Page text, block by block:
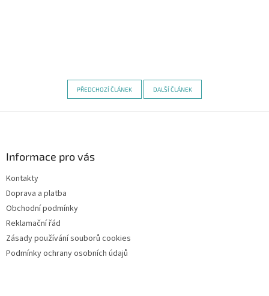
PŘEDCHOZÍ ČLÁNEK DALŠÍ ČLÁNEK
Informace pro vás
Kontakty
Doprava a platba
Obchodní podmínky
Reklamační řád
Zásady používání souborů cookies
Podmínky ochrany osobních údajů